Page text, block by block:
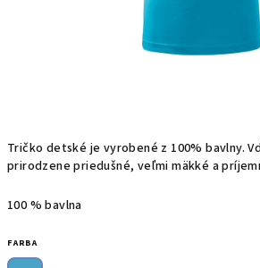
Tričko detské je vyrobené z 100%bavlny.
prirodzene priedušné, veľmi mäkké a
100 % bavlna
FARBA